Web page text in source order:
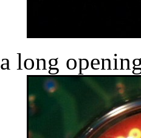
a long